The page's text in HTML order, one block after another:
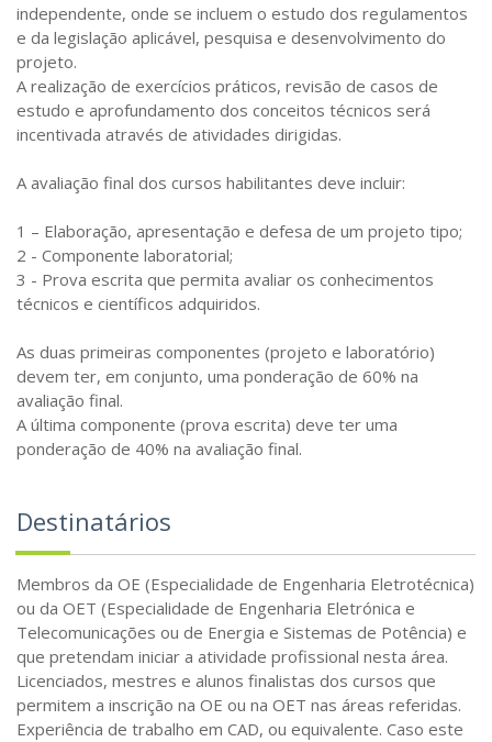
independente, onde se incluem o estudo dos regulamentos
e da legislação aplicável, pesquisa e desenvolvimento do
projeto.
A realização de exercícios práticos, revisão de casos de
estudo e aprofundamento dos conceitos técnicos será
incentivada através de atividades dirigidas.
A avaliação final dos cursos habilitantes deve incluir:
1 – Elaboração, apresentação e defesa de um projeto tipo;
2 - Componente laboratorial;
3 - Prova escrita que permita avaliar os conhecimentos
técnicos e científicos adquiridos.
As duas primeiras componentes (projeto e laboratório)
devem ter, em conjunto, uma ponderação de 60% na
avaliação final.
A última componente (prova escrita) deve ter uma
ponderação de 40% na avaliação final.
Destinatários
Membros da OE (Especialidade de Engenharia Eletrotécnica)
ou da OET (Especialidade de Engenharia Eletrónica e
Telecomunicações ou de Energia e Sistemas de Potência) e
que pretendam iniciar a atividade profissional nesta área.
Licenciados, mestres e alunos finalistas dos cursos que
permitem a inscrição na OE ou na OET nas áreas referidas.
Experiência de trabalho em CAD, ou equivalente. Caso este